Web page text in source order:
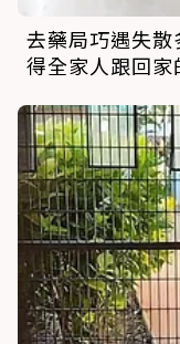
去藥局巧遇失
得全家人跟回家